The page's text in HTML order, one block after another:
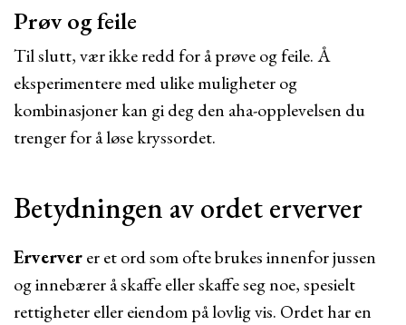
Prøv og feile
Til slutt, vær ikke redd for å prøve og feile. Å
eksperimentere med ulike muligheter og
kombinasjoner kan gi deg den aha-opplevelsen du
trenger for å løse kryssordet.
Betydningen av ordet erverver
Erververer et ord som ofte brukes innenfor jussen
og innebærer å skaffe eller skaffe seg noe, spesielt
rettigheter eller eiendom på lovlig vis. Ordet har en